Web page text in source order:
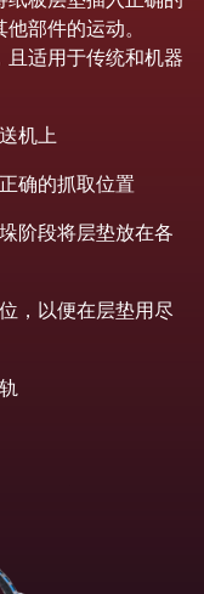
部件的运动。
适用于传统和机器
机上
确的抓取位置
阶段将层垫放在各
，以便在层垫用尽